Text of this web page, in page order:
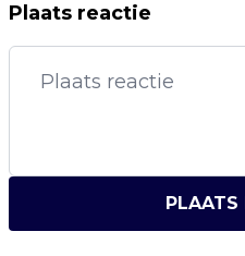
Plaats reactie
PLAATS